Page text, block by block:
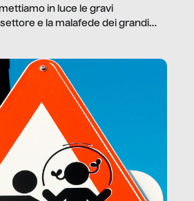
in luce le gravi
e la malafede dei grandi